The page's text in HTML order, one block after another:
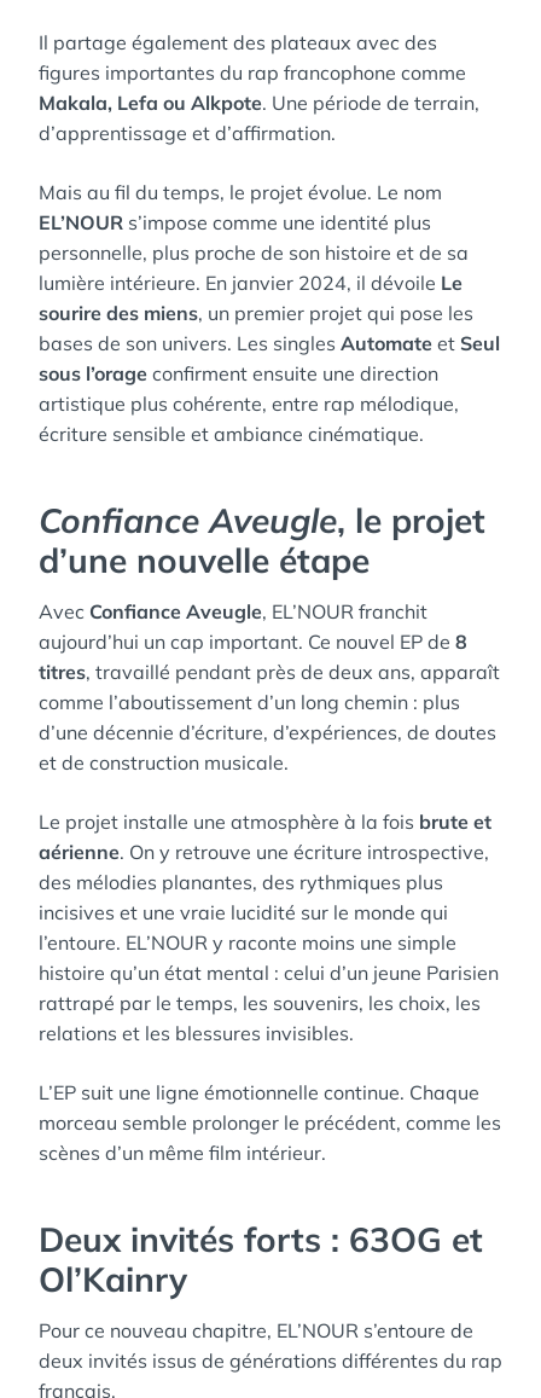
Il partage également des plateaux avec des
figures importantes du rap francophone comme
Makala, Lefa ou Alkpote. Une période de terrain,
d’apprentissage et d’affirmation.
Mais au fil du temps, le projet évolue. Le nom
EL’NOUR s’impose comme une identité plus
personnelle, plus proche de son histoire et de sa
lumière intérieure. En janvier 2024, il dévoile Le
sourire des miens, un premier projet qui pose les
bases de son univers. Les singles Automate et Seul
sous l’orage confirment ensuite une direction
artistique plus cohérente, entre rap mélodique,
écriture sensible et ambiance cinématique.
Confiance Aveugle, le projet
d’une nouvelle étape
Avec Confiance Aveugle, EL’NOUR franchit
aujourd’hui un cap important. Ce nouvel EP de 8
titres, travaillé pendant près de deux ans, apparaît
comme l’aboutissement d’un long chemin : plus
d’une décennie d’écriture, d’expériences, de doutes
et de construction musicale.
Le projet installe une atmosphère à la fois brute et
aérienne. On y retrouve une écriture introspective,
des mélodies planantes, des rythmiques plus
incisives et une vraie lucidité sur le monde qui
l’entoure. EL’NOUR y raconte moins une simple
histoire qu’un état mental : celui d’un jeune Parisien
rattrapé par le temps, les souvenirs, les choix, les
relations et les blessures invisibles.
L’EP suit une ligne émotionnelle continue. Chaque
morceau semble prolonger le précédent, comme les
scènes d’un même film intérieur.
Deux invités forts : 63OG et
Ol’Kainry
Pour ce nouveau chapitre, EL’NOUR s’entoure de
deux invités issus de générations différentes du rap
français.